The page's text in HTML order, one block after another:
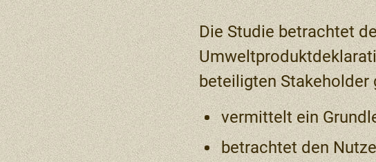
Die Studie betrachtet
beteiligten Stakeholder
vermittelt ein
betrachtet den